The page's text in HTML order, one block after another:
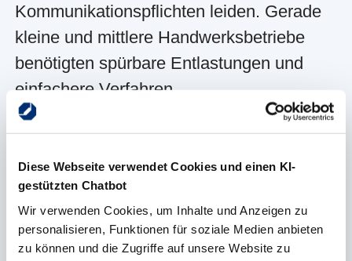
Diese Webseite verwendet Cookies und einen KI-
gestützten Chatbot
Wir verwenden Cookies, um Inhalte und Anzeigen zu
personalisieren, Funktionen für soziale Medien anbieten
zu können und die Zugriffe auf unsere Website zu
Kommunikationspflichten leiden. Gerade
kleine und mittlere Handwerksbetriebe
benötigten spürbare Entlastungen und
einfachere Verfahren.
Die HWK Münster fordert deshalb eine
schnelle und konsequente Umsetzung der
angekündigten Maßnahmen. Weniger
Bürokratie sei eine wichtige
Voraussetzung dafür, dass